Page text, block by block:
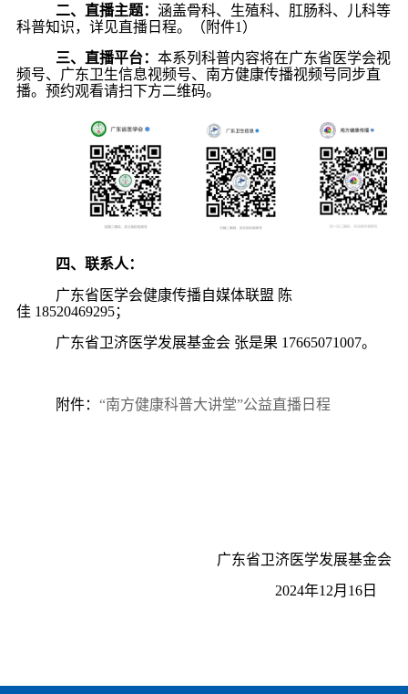
二、 直播主题： 涵盖骨科、生殖科、肛肠科、儿科等
科普知识，详见直播日程。（附件1 ）
三、 直播平台： 本系列科普内容将在广东省医学会视
频号、广东卫生信息视频号、南方健康传播视频号同步直
播。预约观看请扫下方二维码。
四、联系人：
广东省医学会健康传播自媒体联盟 陈
佳 18520469295；
广东省卫济医学发展基金会 张是果 17665071007。
附件： “南方健康科普大讲堂”公益直播日程
广东省卫济医学发展基金会
2024年1 2月 16 日